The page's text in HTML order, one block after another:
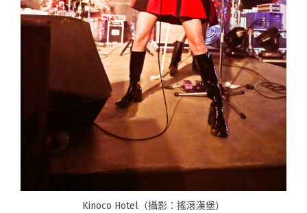
Kinoco Hotel（攝影：搖滾漢堡）